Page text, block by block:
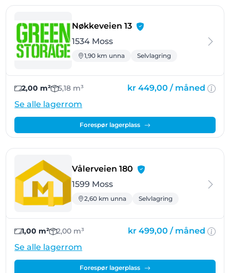
Nøkkeveien 13- Moss
1534 Moss
1,90 km unna Selvlagring
2,00 m² 5,18 m³ kr 449,00 / måned
Se alle lagerrom
Forespør lagerplass
Vålerveien 180 - Moss
1599 Moss
2,60 km unna Selvlagring
1,00 m² 2,00 m³ kr 499,00 / måned
Se alle lagerrom
Forespør lagerplass